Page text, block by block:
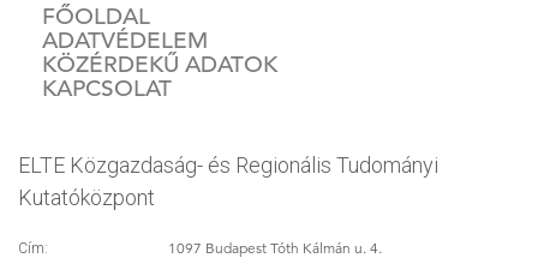
FŐOLDAL
ADATVÉDELEM
KÖZÉRDEKŰ ADATOK
KAPCSOLAT
ELTE Közgazdaság- és Regionális Tudományi
Kutatóközpont
Cím: 1097 Budapest Tóth Kálmán u. 4.